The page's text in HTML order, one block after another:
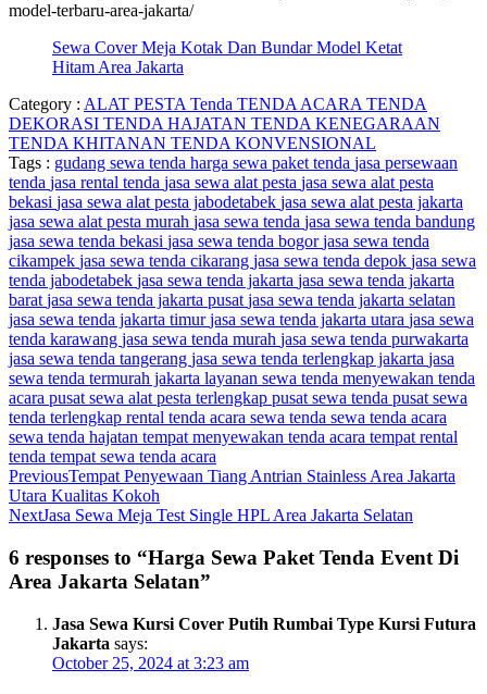
model-terbaru-area-jakarta/
Sewa Cover Meja Kotak Dan Bundar Model Ketat
Hitam Area Jakarta
Category : ALAT PESTA Tenda TENDA ACARA TENDA
DEKORASI TENDA HAJATAN TENDA KENEGARAAN
TENDA KHITANAN TENDA KONVENSIONAL
Tags : gudang sewa tenda harga sewa paket tenda jasa persewaan
tenda jasa rental tenda jasa sewa alat pesta jasa sewa alat pesta
bekasi jasa sewa alat pesta jabodetabek jasa sewa alat pesta jakarta
jasa sewa alat pesta murah jasa sewa tenda jasa sewa tenda bandung
jasa sewa tenda bekasi jasa sewa tenda bogorjasa sewa tenda
cikampek jasa sewa tenda cikarang jasa sewa tenda depok jasa sewa
tenda jabodetabek jasa sewa tenda jakarta jasa sewa tenda jakarta
barat jasa sewa tenda jakarta pusat jasa sewa tenda jakarta selatan
jasa sewa tenda jakarta timurjasa sewa tenda jakarta utara jasa sewa
tenda karawang jasa sewa tenda murah jasa sewa tenda purwakarta
jasa sewa tenda tangerang jasa sewa tenda terlengkap jakarta jasa
sewa tenda termurah jakarta layanan sewa tenda menyewakan tenda
acara pusat sewa alat pesta terlengkap pusat sewa tenda pusat sewa
tenda terlengkap rental tenda acara sewa tenda sewa tenda acara
sewa tenda hajatan tempat menyewakan tenda acara tempat rental
tenda tempat sewa tenda acara
PreviousTempat Penyewaan Tiang Antrian Stainless Area Jakarta
Utara Kualitas Kokoh
NextJasa Sewa Meja Test Single HPL Area Jakarta Selatan
6 responses to “Harga Sewa Paket Tenda Event Di
Area Jakarta Selatan”
Jasa Sewa Kursi Cover Putih Rumbai Type Kursi Futura
Jakarta says:
October 25, 2024 at 3:23 am